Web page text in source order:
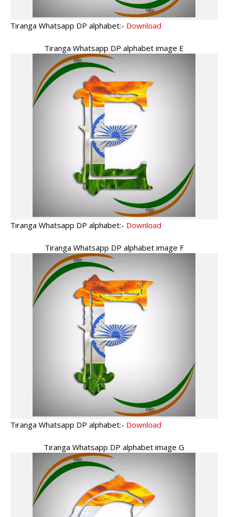
Tiranga Whatsapp DP alphabet:- Download
Tiranga Whatsapp DP alphabet image E
Tiranga Whatsapp DP alphabet:- Download
Tiranga Whatsapp DP alphabet image F
Tiranga Whatsapp DP alphabet:- Download
Tiranga Whatsapp DP alphabet image G